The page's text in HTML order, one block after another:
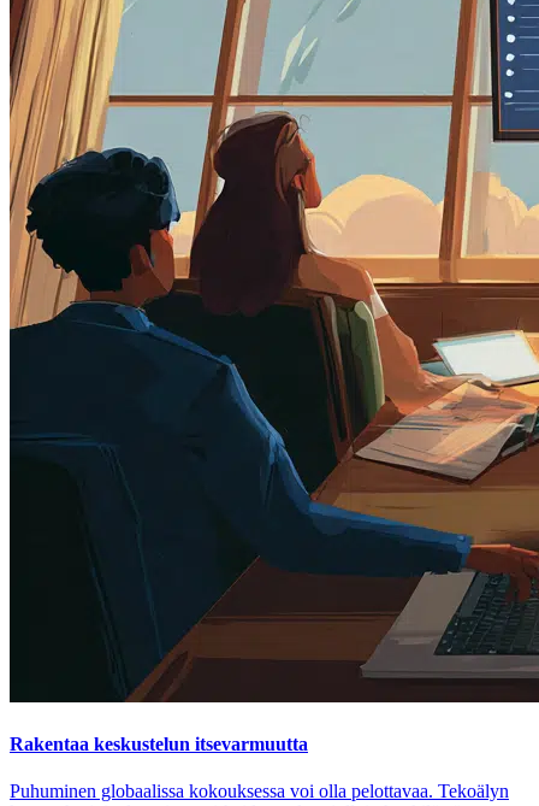
Rakentaa keskustelun itsevarmuutta
Puhuminen globaalissa kokouksessa voi olla pelottavaa. Tekoälyn